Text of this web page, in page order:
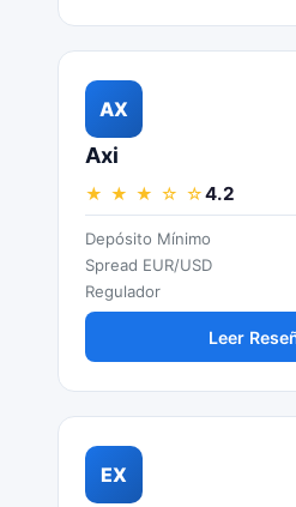
AX
Axi
★ ★ ★ ☆ ☆4.2
Depósito Mínimo
Spread EUR/USD
Regulador
Leer
EX